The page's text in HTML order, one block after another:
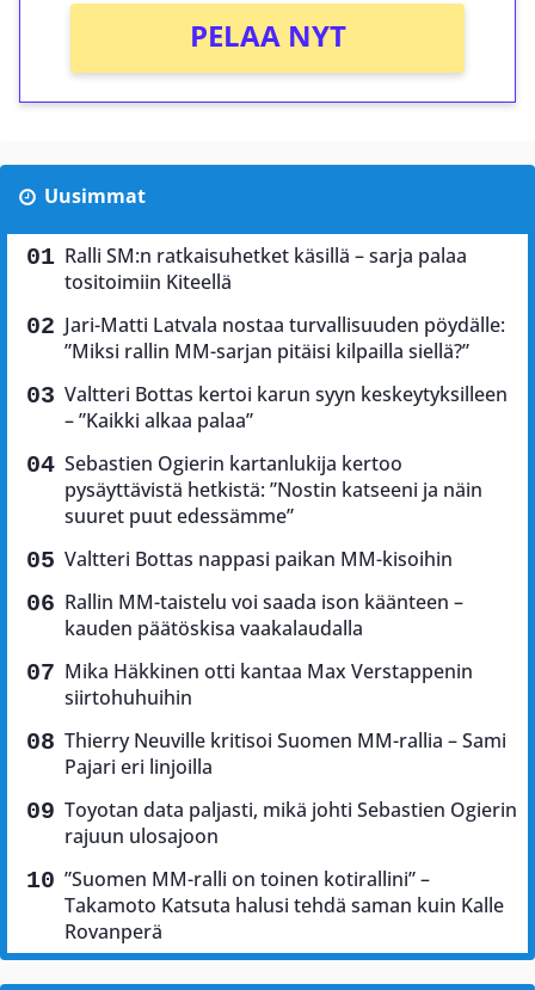
PELAA NYT
Uusimmat
Ralli SM:n ratkaisuhetket käsillä – sarja palaa
tositoimiin Kiteellä
Jari-Matti Latvala nostaa turvallisuuden pöydälle:
”Miksi rallin MM-sarjan pitäisi kilpailla siellä?”
Valtteri Bottas kertoi karun syyn keskeytyksilleen
– ”Kaikki alkaa palaa”
Sebastien Ogierin kartanlukija kertoo
pysäyttävistä hetkistä: ”Nostin katseeni ja näin
suuret puut edessämme”
Valtteri Bottas nappasi paikan MM-kisoihin
Rallin MM-taistelu voi saada ison käänteen –
kauden päätöskisa vaakalaudalla
Mika Häkkinen otti kantaa Max Verstappenin
siirtohuhuihin
Thierry Neuville kritisoi Suomen MM-rallia – Sami
Pajari eri linjoilla
Toyotan data paljasti, mikä johti Sebastien Ogierin
rajuun ulosajoon
”Suomen MM-ralli on toinen kotirallini” –
Takamoto Katsuta halusi tehdä saman kuin Kalle
Rovanperä